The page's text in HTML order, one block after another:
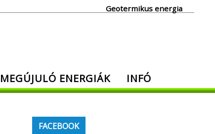
Geotermikus energia
MEGÚJULÓ ENERGIÁK INFÓ
FACEBOOK